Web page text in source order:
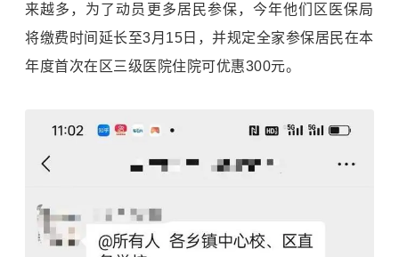
来越多，为了动员更多居民参保，今年他们区医保局
将缴费时间延长至3月15日，并规定全家参保居民在本
年度首次在区三级医院住院可优惠300元。